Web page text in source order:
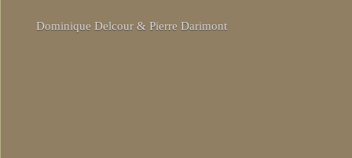
Dominique Delcour & Pierre Darimont